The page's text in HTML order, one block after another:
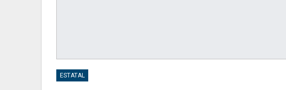
ESTATAL